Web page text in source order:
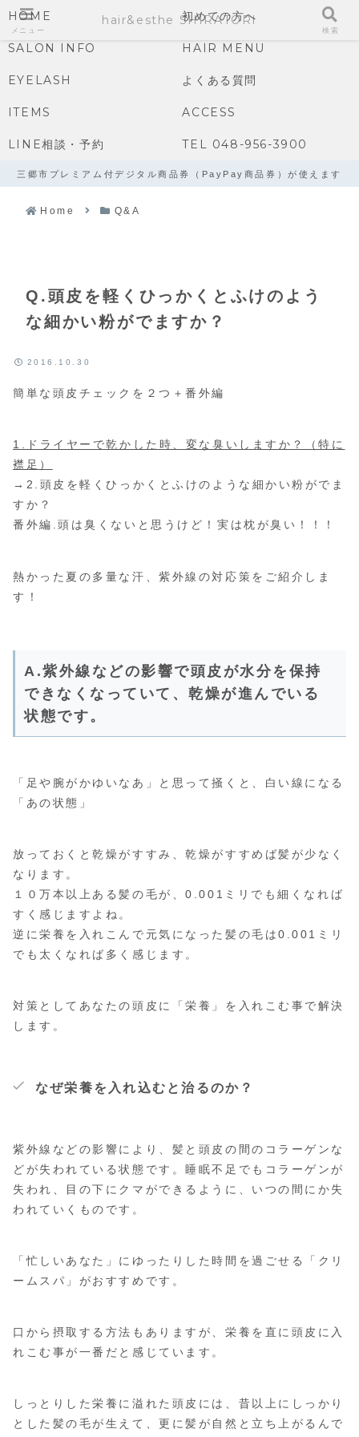
HOME 初めての方へ
SALON INFO HAIR MENU
EYELASH よくある質問
ITEMS ACCESS
LINE相談・予約 TEL 048-956-3900
三郷市プレミアム付デジタル商品券（PayPay商品券）が使えます
Home Q&A
Q.頭皮を軽くひっかくとふけのよう
な細かい粉がでますか？
2016.10.30
簡単な頭皮チェックを２つ＋番外編
1.ドライヤーで乾かした時、変な臭いしますか？（特に
襟足）
→2.頭皮を軽くひっかくとふけのような細かい粉がでま
すか？
番外編.頭は臭くないと思うけど！実は枕が臭い！！！
熱かった夏の多量な汗、紫外線の対応策をご紹介しま
す！
A.紫外線などの影響で頭皮が水分を保持
できなくなっていて、乾燥が進んでいる
状態です。
「足や腕がかゆいなあ」と思って掻くと、白い線になる
「あの状態」
放っておくと乾燥がすすみ、乾燥がすすめば髪が少なく
なります。
１０万本以上ある髪の毛が、0.001ミリでも細くなれば
すく感じますよね。
逆に栄養を入れこんで元気になった髪の毛は0.001ミリ
でも太くなれば多く感じます。
対策としてあなたの頭皮に「栄養」を入れこむ事で解決
します。
なぜ栄養を入れ込むと治るのか？
紫外線などの影響により、髪と頭皮の間のコラーゲンな
どが失われている状態です。睡眠不足でもコラーゲンが
失われ、目の下にクマができるように、いつの間にか失
われていくものです。
「忙しいあなた」にゆったりした時間を過ごせる「クリ
ームスパ」がおすすめです。
口から摂取する方法もありますが、栄養を直に頭皮に入
れこむ事が一番だと感じています。
しっとりした栄養に溢れた頭皮には、昔以上にしっかり
とした髪の毛が生えて、更に髪が自然と立ち上がるんで
メニュー
hair&esthe SHIRATORI
検索